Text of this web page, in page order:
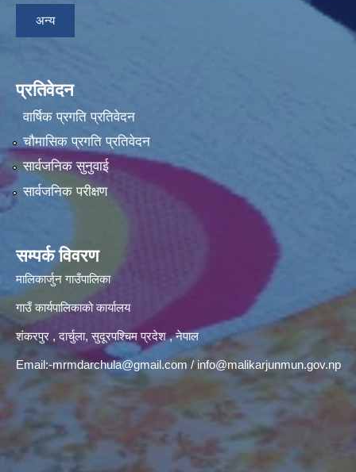
अन्य
प्रतिवेदन
वार्षिक प्रगति प्रतिवेदन
चौमासिक प्रगति प्रतिवेदन
सार्वजनिक सुनुवाई
सार्वजनिक परीक्षण
सम्पर्क विवरण
मालिकार्जुन गाउँपालिका
गाउँ कार्यपालिकाको कार्यालय
शंकरपुर , दार्चुला, सुदूरपश्चिम प्रदेश , नेपाल
Email:-mrmdarchula@gmail.com /info@malikarjunmun.gov.np